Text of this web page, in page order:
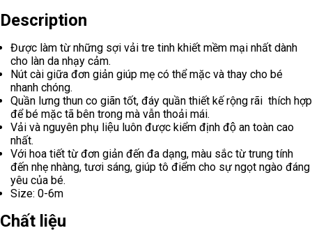
o
k
e
r
lr
e
Description
Được làm từ những sợi vải tre tinh khiết mềm mại nhất dành
cho làn da nhạy cảm.
Nút cài giữa đơn giản giúp mẹ có thể mặc và thay cho bé
nhanh chóng.
Quần lưng thun co giãn tốt, đáy quần thiết kế rộng rãi thích hợp
để bé mặc tã bên trong mà vẫn thoải mái.
Vải và nguyên phụ liệu luôn được kiểm định độ an toàn cao
nhất.
Với hoa tiết từ đơn giản đến đa dạng, màu sắc từ trung tính
đến nhẹ nhàng, tươi sáng, giúp tô điểm cho sự ngọt ngào đáng
yêu của bé.
Size: 0-6m
Chất liệu